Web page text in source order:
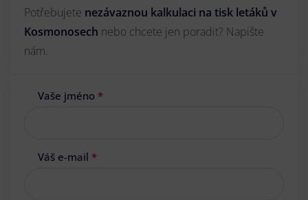
Potřebujete nezávaznou kalkulaci na tisk letáků v
Kosmonosech nebo chcete jen poradit? Napište
nám.
Vaše jméno *
Váš e-mail *